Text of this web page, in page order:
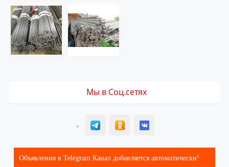
Мы в Соц.сетях
T ОК ВК
Объявления в Telegram Канал добавляется автоматически!